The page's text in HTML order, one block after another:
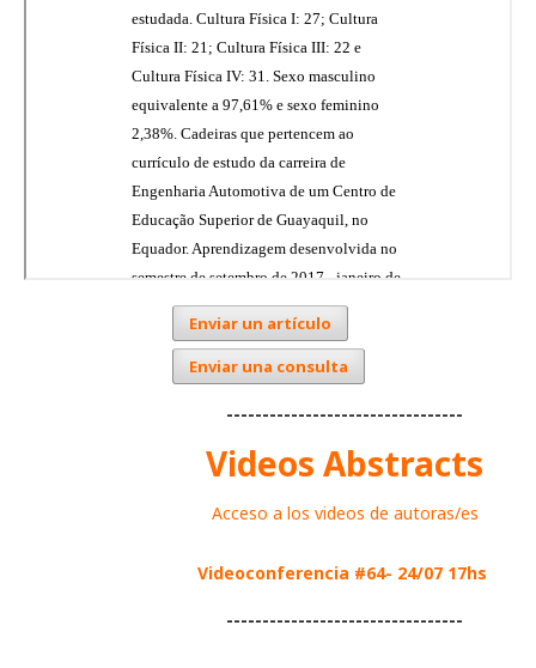
Enviar un artículo
Enviar una consulta
---------------------------------
Videos Abstracts
Acceso a los videos de autoras/es
Videoconferencia #64- 24/07 17hs
---------------------------------